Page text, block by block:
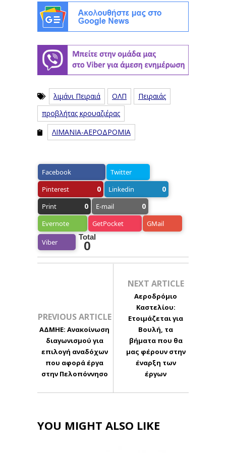
λιμάνι Πειραιά ΟΛΠ
Πειραιάς
προβλήτας κρουαζιέρας
ΛΙΜΑΝΙΑ-ΑΕΡΟΔΡΟΜΙΑ
Facebook
Twitter
Pinterest
0 Linkedin 0
Print 0 E-mail 0
Evernote GetPocket GMail
Viber
Total
0
PREVIOUS ARTICLE
ΑΔΜΗΕ: Ανακοίνωση
διαγωνισμού για
επιλογή αναδόχων
που αφορά έργα
στην Πελοπόννησο
NEXT ARTICLE
Αεροδρόμιο
Καστελίου:
Ετοιμάζεται για
Βουλή, τα
βήματα που θα
μας φέρουν στην
έναρξη των
έργων
YOU MIGHT ALSO LIKE